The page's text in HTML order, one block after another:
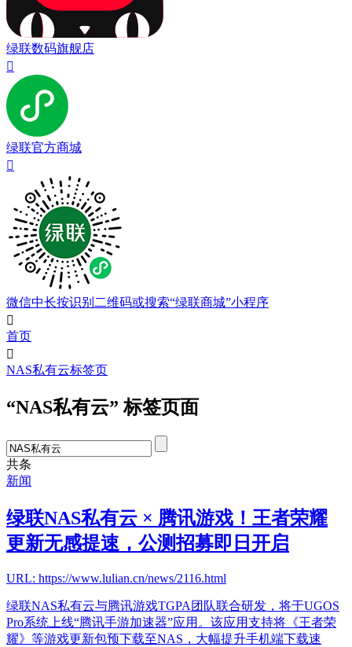
绿联数码旗舰店

绿联官方商城

微信中长按识别二维码或搜索“绿联商城”小程序

首页

NAS私有云标签页
“NAS私有云” 标签页面
共条
新闻
绿联NAS私有云 × 腾讯游戏！王者荣耀
更新无感提速，公测招募即日开启
URL: https://www.lulian.cn/news/2116.html
绿联NAS私有云与腾讯游戏TGPA团队联合研发，将于UGOS
Pro系统上线“腾讯手游加速器”应用。该应用支持将《王者荣
耀》等游戏更新包预下载至NAS，大幅提升手机端下载速